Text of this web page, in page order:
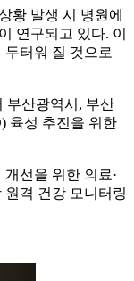
황 발생 시 병원에
연구되고 있다. 이
터워 질 것으로
부산광역시, 부산
육성 추진을 위한
선을 위한 의료·
격 건강 모니터링